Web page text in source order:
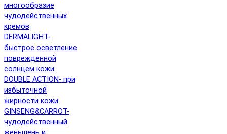
многообразие
чудодейственных
кремов
DERMALIGHT-
быстрое осветление
поврежденной
солнцем кожи
DOUBLE ACTION- при
избыточной
жирности кожи
GINSENG&CARROT-
чудодейственный